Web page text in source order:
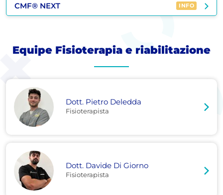
CMF® NEXT INFO
Equipe Fisioterapia e riabilitazione
Dott. Pietro Deledda
Fisioterapista
Dott. Davide Di Giorno
Fisioterapista